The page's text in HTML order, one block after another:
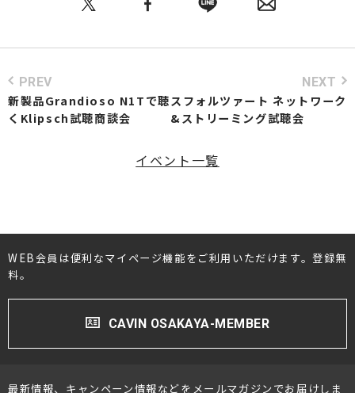
PREV
新製品Grandioso N1Tで聴
くKlipsch試聴商談会
NEXT
スフォルツァート ネットワーク
&ストリーミング試聴会
イベント一覧
WEB会員は便利なマイページ機能をご利用いただけます。登録無
料。
CAVIN OSAKAYA-MEMBER
最新情報、キャンペーン情報などをメールマガジンでお届けしま